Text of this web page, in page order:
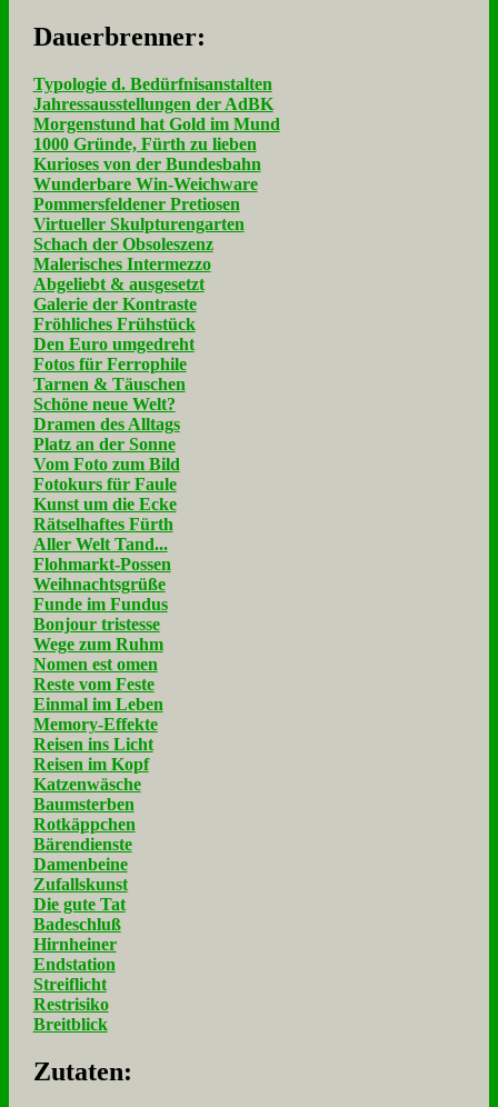
Dau­er­bren­ner:
Typologie d. Bedürfnisanstalten
Jahressausstellungen der AdBK
Morgenstund hat Gold im Mund
1000 Gründe, Fürth zu lieben
Kurioses von der Bundesbahn
Wunderbare Win-Weichware
Pommersfeldener Pretiosen
Virtueller Skulpturengarten
Schach der Obsoleszenz
Malerisches Intermezzo
Abgeliebt & ausgesetzt
Galerie der Kontraste
Fröhliches Frühstück
Den Euro umgedreht
Fotos für Ferrophile
Tarnen & Täuschen
Schöne neue Welt?
Dramen des Alltags
Platz an der Sonne
Vom Foto zum Bild
Fotokurs für Faule
Kunst um die Ecke
Rätselhaftes Fürth
Aller Welt Tand...
Flohmarkt-Possen
Weihnachtsgrüße
Funde im Fundus
Bonjour tristesse
Wege zum Ruhm
Nomen est omen
Reste vom Feste
Einmal im Leben
Memory-Effekte
Reisen ins Licht
Reisen im Kopf
Katzenwäsche
Baumsterben
Rotkäppchen
Bärendienste
Damenbeine
Zufallskunst
Die gute Tat
Badeschluß
Hirnheiner
Endstation
Streiflicht
Restrisiko
Breitblick
Zu­ta­ten: